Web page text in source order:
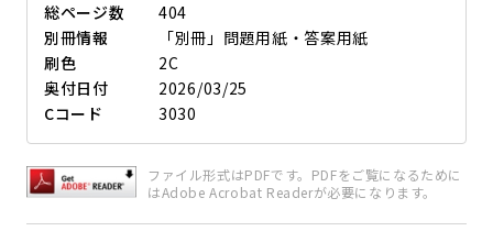
総ページ数
404
別冊情報
「別冊」問題用紙・答案用紙
刷色
2C
奥付日付
2026/03/25
Cコード
3030
ファイル形式はPDFです。PDFをご覧になるために
はAdobe Acrobat Readerが必要になります。